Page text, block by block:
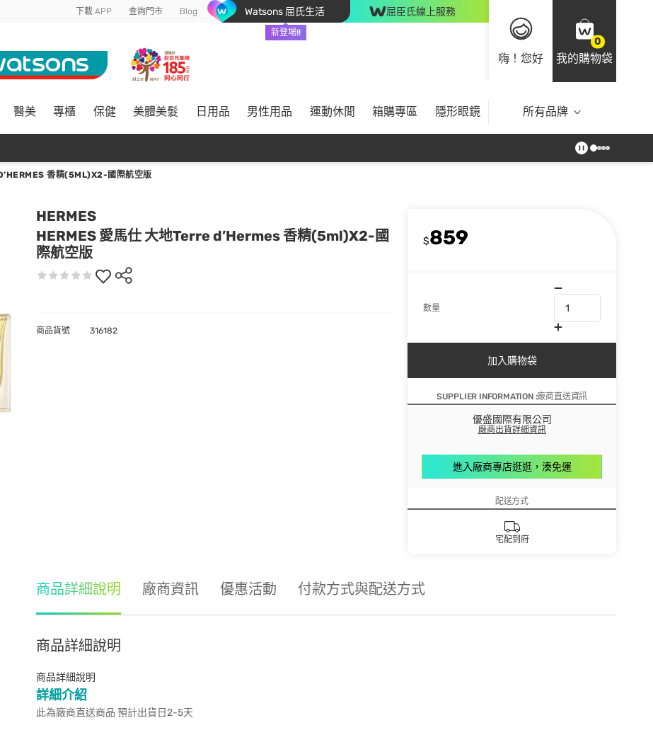
下載 APP 查詢門市 Blog Watsons 屈氏生活
新登場!!
屈臣氏線上服務
嗨！您好
0
我的購物袋
醫美 專櫃 保健 美體美髮 日用品 男性用品 運動休閒 箱購專區 隱形眼鏡 所有品牌
香精(5ML)X2-國際航空版
HERMES
HERMES 愛馬仕 大地Terre d’Hermes 香精(5ml)X2-國
際航空版
$859
數量
加入購物袋
SUPPLIER INFORMATION :廠商直送資訊
優盛國際有限公司
廠商出貨詳細資訊
進入廠商專店逛逛，湊免運
配送方式
宅配到府
商品貨號 316182
商品詳細說明 廠商資訊 優惠活動 付款方式與配送方式
商品詳細說明
商品詳細說明
詳細介紹
此為廠商直送商品 預計出貨日2-5天